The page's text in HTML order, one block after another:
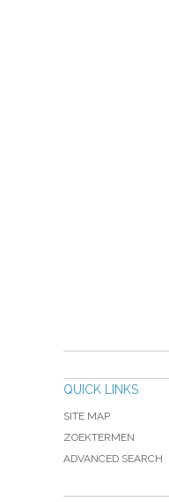
QUICK LINKS
SITE MAP
ZOEKTERMEN
ADVANCED SEARCH